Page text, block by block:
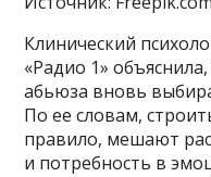
Клинический
«Радио 1»
абьюза вновь
По ее словам,
правило, мешают
и потребность в